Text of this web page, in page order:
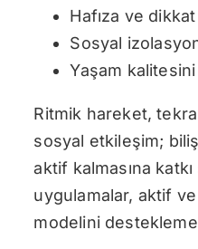
Hafıza ve
Sosyal
Yaşam kalitesini
Ritmik hareket,
sosyal etkileşim;
aktif kalmasına
uygulamalar, aktif
modelini